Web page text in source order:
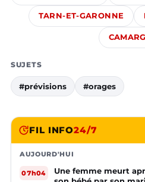
TARN-ET-GARONNE
SUJETS
#prévisions #orages
FIL INFO24/7
AUJOURD'HUI
07h04
Une femme meurt